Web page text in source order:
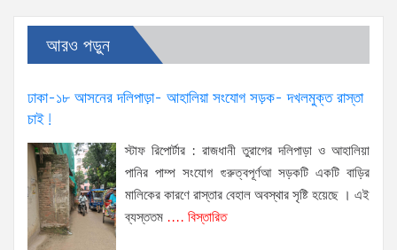
আরও পড়ুন
ঢাকা-১৮ আসনের দলিপাড়া- আহালিয়া সংযোগ সড়ক- দখলমুক্ত রাস্তা
চাই!
স্টাফ রিপোর্টার : রাজধানী তুরাগের দলিপাড়া ও আহালিয়া
পানির পাম্প সংযোগ গুরুত্বপূর্ণআ সড়কটি একটি বাড়ির
মালিকের কারণে রাস্তার বেহাল অবস্থার সৃষ্টি হয়েছে । এই
ব্যস্ততম .... বিস্তারিত